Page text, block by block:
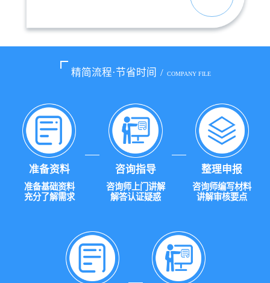
精简流程·节省时间 / COMPANY FILE
准备资料
准备基础资料
充分了解需求
咨询指导
咨询师上门讲解
解答认证疑惑
整理申报
咨询师编写材料
讲解审核要点